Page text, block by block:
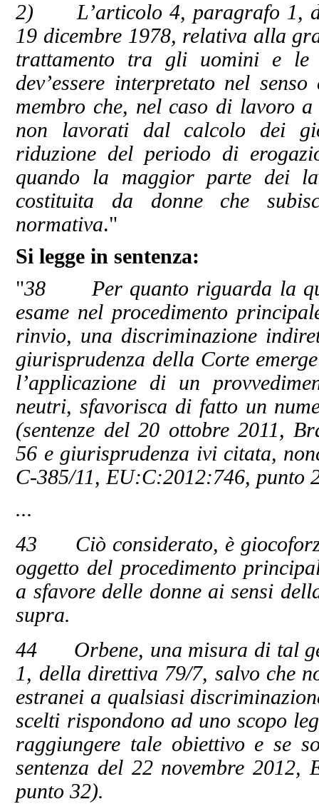
2) L’articolo 4, paragrafo 1,
19 dicembre 1978, relativa alla
trattamento tra gli uomini e le
dev’essere interpretato nel
membro che, nel caso di lavoro
non lavorati dal calcolo dei
riduzione del periodo di
quando la maggior parte dei
costituita da donne che
normativa."
Si legge in sentenza:
"38 Per quanto riguarda la
esame nel procedimento
rinvio, una discriminazione
giurisprudenza della Corte
l’applicazione di un
neutri, sfavorisca di fatto un
(sentenze del 20 ottobre 2011,
56 e giurisprudenza ivi citata,
C‑385/11, EU:C:2012:746, punto
...
43 Ciò considerato, è
oggetto del procedimento
a sfavore delle donne ai sensi
supra.
44 Orbene, una misura di tal
1, della direttiva 79/7, salvo che
estranei a qualsiasi
scelti rispondono ad uno scopo
raggiungere tale obiettivo e se
sentenza del 22 novembre 2012,
punto 32).